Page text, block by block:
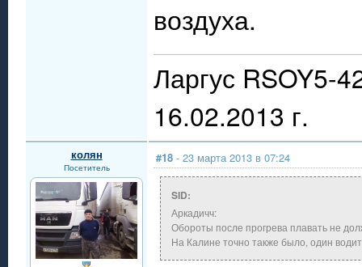
воздуха.
Ларгус RSOY5-
16.02.2013 г.
колян
Посетитель
#18 - 23 марта 2013 в 07:24
SID:
Аркадичч:
Обороты после прогрева плавать не
На Калине точно также было, один